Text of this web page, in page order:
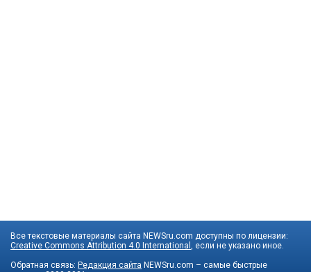
Все текстовые материалы сайта NEWSru.com доступны по лицензии:
Creative Commons Attribution 4.0 International , если не указано иное.
Обратная связь: Редакция сайта NEWSru.com – самые быстрые